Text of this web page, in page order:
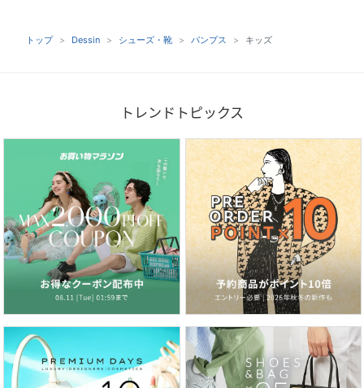
トップ Dessin シューズ・靴 パンプス キッズ
トレンドトピックス